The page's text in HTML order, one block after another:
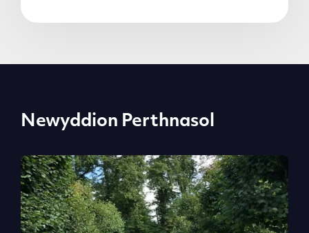
Newyddion Perthnasol